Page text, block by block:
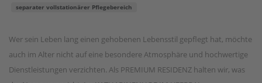
separater vollstationärer Pflegebereich
Wer sein Leben lang einen gehobenen Lebensstil gepflegt hat, möchte
auch im Alter nicht auf eine besondere Atmosphäre und hochwertige
Dienstleistungen verzichten. Als PREMIUM RESIDENZ halten wir, was